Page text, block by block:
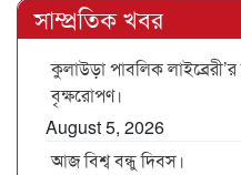
সাম্প্রতিক খবর
কুলাউড়া পাবলিক
বৃক্ষরোপণ।
August 5, 2026
আজ বিশ্ব বন্ধু দিবস।